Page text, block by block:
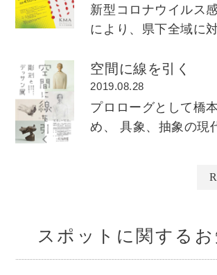
新型コロナウイルス
により、県下全域に
空間に線を引く
2019.08.28
プロローグとして橋
め、 具象、抽象の現
スポットに関する